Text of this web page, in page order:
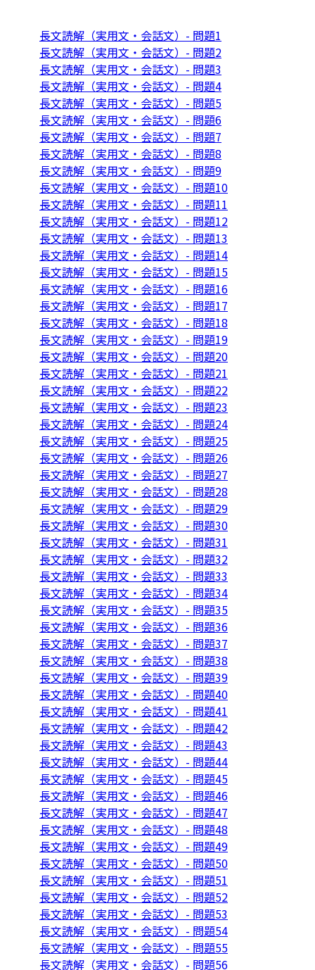
長文読解（実用文・会話文）- 問題1
長文読解（実用文・会話文）- 問題2
長文読解（実用文・会話文）- 問題3
長文読解（実用文・会話文）- 問題4
長文読解（実用文・会話文）- 問題5
長文読解（実用文・会話文）- 問題6
長文読解（実用文・会話文）- 問題7
長文読解（実用文・会話文）- 問題8
長文読解（実用文・会話文）- 問題9
長文読解（実用文・会話文）- 問題10
長文読解（実用文・会話文）- 問題11
長文読解（実用文・会話文）- 問題12
長文読解（実用文・会話文）- 問題13
長文読解（実用文・会話文）- 問題14
長文読解（実用文・会話文）- 問題15
長文読解（実用文・会話文）- 問題16
長文読解（実用文・会話文）- 問題17
長文読解（実用文・会話文）- 問題18
長文読解（実用文・会話文）- 問題19
長文読解（実用文・会話文）- 問題20
長文読解（実用文・会話文）- 問題21
長文読解（実用文・会話文）- 問題22
長文読解（実用文・会話文）- 問題23
長文読解（実用文・会話文）- 問題24
長文読解（実用文・会話文）- 問題25
長文読解（実用文・会話文）- 問題26
長文読解（実用文・会話文）- 問題27
長文読解（実用文・会話文）- 問題28
長文読解（実用文・会話文）- 問題29
長文読解（実用文・会話文）- 問題30
長文読解（実用文・会話文）- 問題31
長文読解（実用文・会話文）- 問題32
長文読解（実用文・会話文）- 問題33
長文読解（実用文・会話文）- 問題34
長文読解（実用文・会話文）- 問題35
長文読解（実用文・会話文）- 問題36
長文読解（実用文・会話文）- 問題37
長文読解（実用文・会話文）- 問題38
長文読解（実用文・会話文）- 問題39
長文読解（実用文・会話文）- 問題40
長文読解（実用文・会話文）- 問題41
長文読解（実用文・会話文）- 問題42
長文読解（実用文・会話文）- 問題43
長文読解（実用文・会話文）- 問題44
長文読解（実用文・会話文）- 問題45
長文読解（実用文・会話文）- 問題46
長文読解（実用文・会話文）- 問題47
長文読解（実用文・会話文）- 問題48
長文読解（実用文・会話文）- 問題49
長文読解（実用文・会話文）- 問題50
長文読解（実用文・会話文）- 問題51
長文読解（実用文・会話文）- 問題52
長文読解（実用文・会話文）- 問題53
長文読解（実用文・会話文）- 問題54
長文読解（実用文・会話文）- 問題55
長文読解（実用文・会話文）- 問題56